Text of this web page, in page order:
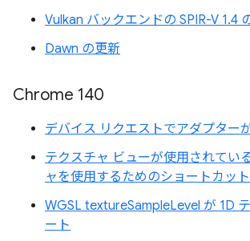
Vulkan バックエンドの SPIR-V 1.4
Dawn の更新
Chrome 140
デバイス リクエストでアダプター
テクスチャ ビューが使用されてい
ャを使用するためのショートカット
WGSL textureSampleLevel が 1D
ート